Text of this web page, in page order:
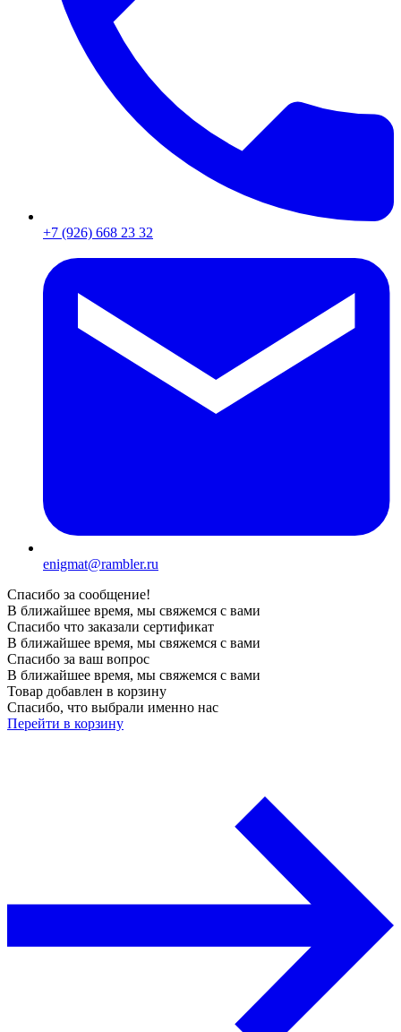
+7 (926) 668 23 32
enigmat@rambler.ru
Спасибо за сообщение!
В ближайшее время, мы свяжемся с вами
Спасибо что заказали сертификат
В ближайшее время, мы свяжемся с вами
Спасибо за ваш вопрос
В ближайшее время, мы свяжемся с вами
Товар добавлен в корзину
Спасибо, что выбрали именно нас
Перейти в корзину